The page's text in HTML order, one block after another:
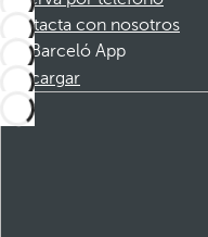
Contacta con nosotros
Barceló App
Descargar